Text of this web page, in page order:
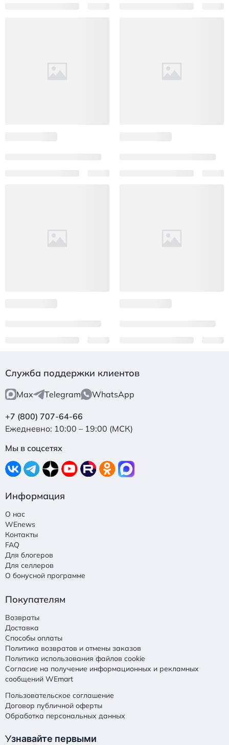
Служба поддержки клиентов
Max Telegram WhatsApp
+7 (800) 707-64-66
Ежедневно: 10:00 – 19:00 (МСК)
Мы в соцсетях
Информация
О нас
WEnews
Контакты
FAQ
Для блогеров
Для селлеров
О бонусной программе
Покупателям
Возвраты
Доставка
Способы оплаты
Политика возвратов и отмены заказов
Политика использования файлов cookie
Согласие на получение информационных и рекламных
сообщений WEmart
Пользовательское соглашение
Договор публичной оферты
Обработка персональных данных
Узнавайте первыми